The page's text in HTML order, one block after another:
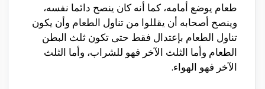
طعام يوضع أمامه، كما أنه كان ينصح دائما نفسه،
وينصح أصحابه أن يقللوا من تناول الطعام وأن يكون
تناول الطعام بإعتدال فقط حتى تكون ثلث البطن
الطعام وأما الثلث الآخر فهو للشراب، وأما الثلث
الآخر فهو الهواء.